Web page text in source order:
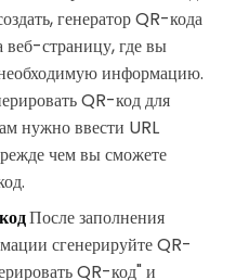
генератор QR-кода
веб-страницу, где вы
информацию.
QR-код для
нужно ввести URL
чем вы сможете
После заполнения
сгенерируйте QR-
QR-код" и